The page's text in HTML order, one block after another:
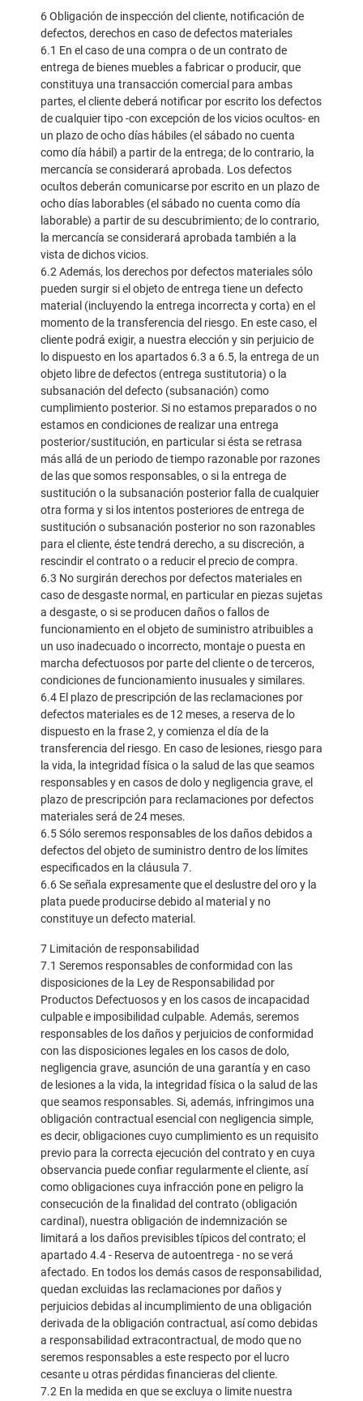
6 Obligación de inspección del cliente, notificación de
defectos, derechos en caso de defectos materiales
6.1 En el caso de una compra o de un contrato de
entrega de bienes muebles a fabricar o producir, que
constituya una transacción comercial para ambas
partes, el cliente deberá notificar por escrito los defectos
de cualquier tipo -con excepción de los vicios ocultos- en
un plazo de ocho días hábiles (el sábado no cuenta
como día hábil) a partir de la entrega; de lo contrario, la
mercancía se considerará aprobada. Los defectos
ocultos deberán comunicarse por escrito en un plazo de
ocho días laborables (el sábado no cuenta como día
laborable) a partir de su descubrimiento; de lo contrario,
la mercancía se considerará aprobada también a la
vista de dichos vicios.
6.2 Además, los derechos por defectos materiales sólo
pueden surgir si el objeto de entrega tiene un defecto
material (incluyendo la entrega incorrecta y corta) en el
momento de la transferencia del riesgo. En este caso, el
cliente podrá exigir, a nuestra elección y sin perjuicio de
lo dispuesto en los apartados 6.3 a 6.5, la entrega de un
objeto libre de defectos (entrega sustitutoria) o la
subsanación del defecto (subsanación) como
cumplimiento posterior. Si no estamos preparados o no
estamos en condiciones de realizar una entrega
posterior/sustitución, en particular si ésta se retrasa
más allá de un periodo de tiempo razonable por razones
de las que somos responsables, o si la entrega de
sustitución o la subsanación posterior falla de cualquier
otra forma y si los intentos posteriores de entrega de
sustitución o subsanación posterior no son razonables
para el cliente, éste tendrá derecho, a su discreción, a
rescindir el contrato o a reducir el precio de compra.
6.3 No surgirán derechos por defectos materiales en
caso de desgaste normal, en particular en piezas sujetas
a desgaste, o si se producen daños o fallos de
funcionamiento en el objeto de suministro atribuibles a
un uso inadecuado o incorrecto, montaje o puesta en
marcha defectuosos por parte del cliente o de terceros,
condiciones de funcionamiento inusuales y similares.
6.4 El plazo de prescripción de las reclamaciones por
defectos materiales es de 12 meses, a reserva de lo
dispuesto en la frase 2, y comienza el día de la
transferencia del riesgo. En caso de lesiones, riesgo para
la vida, la integridad física o la salud de las que seamos
responsables y en casos de dolo y negligencia grave, el
plazo de prescripción para reclamaciones por defectos
materiales será de 24 meses.
6.5 Sólo seremos responsables de los daños debidos a
defectos del objeto de suministro dentro de los límites
especificados en la cláusula 7.
6.6 Se señala expresamente que el deslustre del oro y la
plata puede producirse debido al material y no
constituye un defecto material.
7 Limitación de responsabilidad
7.1 Seremos responsables de conformidad con las
disposiciones de la Ley de Responsabilidad por
Productos Defectuosos y en los casos de incapacidad
culpable e imposibilidad culpable. Además, seremos
responsables de los daños y perjuicios de conformidad
con las disposiciones legales en los casos de dolo,
negligencia grave, asunción de una garantía y en caso
de lesiones a la vida, la integridad física o la salud de las
que seamos responsables. Si, además, infringimos una
obligación contractual esencial con negligencia simple,
es decir, obligaciones cuyo cumplimiento es un requisito
previo para la correcta ejecución del contrato y en cuya
observancia puede confiar regularmente el cliente, así
como obligaciones cuya infracción pone en peligro la
consecución de la finalidad del contrato (obligación
cardinal), nuestra obligación de indemnización se
limitará a los daños previsibles típicos del contrato; el
apartado 4.4 - Reserva de autoentrega - no se verá
afectado. En todos los demás casos de responsabilidad,
quedan excluidas las reclamaciones por daños y
perjuicios debidas al incumplimiento de una obligación
derivada de la obligación contractual, así como debidas
a responsabilidad extracontractual, de modo que no
seremos responsables a este respecto por el lucro
cesante u otras pérdidas financieras del cliente.
7.2 En la medida en que se excluya o limite nuestra